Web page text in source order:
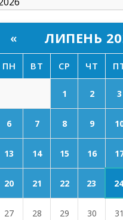
« ЛИПЕНЬ
ПН ВТ СР ЧТ
1 2 3
6 7 8 9
13 14 15 16
20 21 22 23 24
27 28 29 30 31